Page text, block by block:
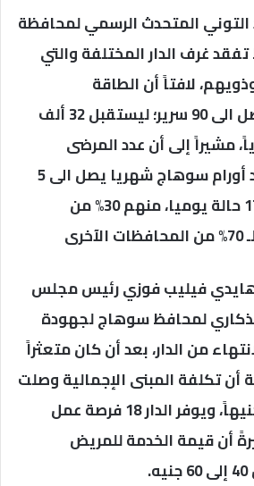
التوني المتحدث الرسمي لمحافظة
غرف الدار المختلفة والتي
لافتاً أن الطاقة
الإستيعابية للدار تصل الى 90 سرير؛ ليستقبل 32 ألف
مشيراً إلى أن عدد المرضى
المترددين على معهد أورام سوهاج شهريا يصل الى 5
ألاف حالة، بمعدل171 حالة يوميا، منهم 30% من
فيليب فوزي رئيس مجلس
تذكاري لمحافظ سوهاج لجهودة
من الدار، بعد أن كان متعثراً
أن تكلفة المبنى الإجمالية وصلت
4 مليون و332 ألف جنيهاً، ويوفر الدار 18 فرصة عمل
أن قيمة الخدمة للمريض